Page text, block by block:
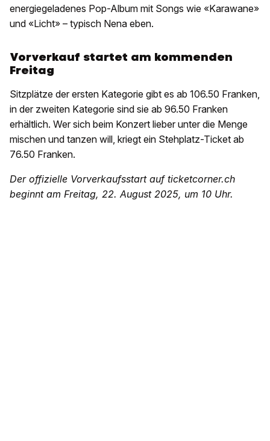
energiegeladenes Pop-Album mit Songs wie «Karawane»
und «Licht» – typisch Nena eben.
Vorverkauf startet am kommenden
Freitag
Sitzplätze der ersten Kategorie gibt es ab 106.50 Franken,
in der zweiten Kategorie sind sie ab 96.50 Franken
erhältlich. Wer sich beim Konzert lieber unter die Menge
mischen und tanzen will, kriegt ein Stehplatz-Ticket ab
76.50 Franken.
Der offizielle Vorverkaufsstart auf ticketcorner.ch
beginnt am Freitag, 22. August 2025, um 10 Uhr.